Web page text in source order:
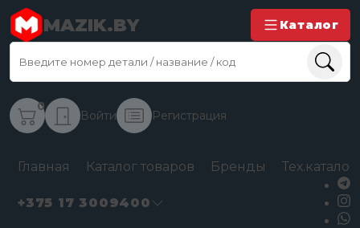
MAZIK.BY Каталог
0
Войти Регистрация
Главная Каталог товаров Бренды
+375 17 3009400